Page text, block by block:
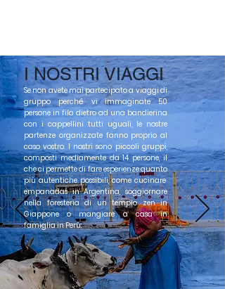
I NOSTRI VIAGGI
Se non avete mai partecipato a viaggi di
gruppo perché vi immaginate 50
persone in fila dietro ad una bandierina
con i cappellini tutti uguali, le nostre
partenze organizzate fanno proprio al
caso vostro. I nostri sono piccoli gruppi,
composti mediamente da 14 persone, il
che ci permette di fare esperienze quanto
più autentiche possibili, come cucinare
empanadas in Argentina, soggiornare
nella foresteria di un tempio zen in
Giappone o mangiare a casa in
famiglia in Perù.